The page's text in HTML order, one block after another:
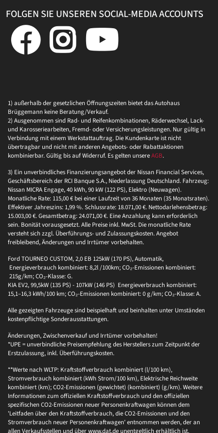
FOLGEN SIE UNSEREN SOCIAL-MEDIA ACCOUNTS
1) außerhalb der gesetzlichen Öffnungszeiten bietet das Autohaus
Brüggemann keine Beratung/Verkauf.
2) Ausgenommen sind Rad- und Reifenkombinationen, Räderwechsel, Lack-
und Karosseriearbeiten, Fremd- oder Versicherungsleistungen. Nur gültig in
Verbindung mit einem Werkstattauftrag. Die Kundenkarte ist nicht
übertragbar und nicht mit anderen Angebots- oder Rabattaktionen
kombinierbar. Gültig bis auf Widerruf. Es gelten unsereAGB.
3) Ein unverbindliches Finanzierungsangebot der Nissan Financial Services,
Geschäftsbereich der RCI Banque S.A., Niederlassung Deutschland. Fahrzeug:
Nissan MICRA Engage, 40 kWh, 90 kW (122 PS), Elektro (Neuwagen).
Monatliche Rate: 115,00 € bei einer Laufzeit von 36 Monaten (35 Monatsraten).
Effektiver Jahreszins: 1,99 %. Schlussrate: 18.071,00 €. Nettodarlehensbetrag:
15.003,00 €. Gesamtbetrag: 24.071,00 €. Eine Anzahlung kann erforderlich
sein. Bonität vorausgesetzt. Alle Preise inkl. MwSt. Die monatliche Rate
versteht sich zzgl. Überführungs- und Zulassungskosten. Angebot
freibleibend, Änderungen und Irrtümer vorbehalten.
Ford TOURNEO CUSTOM, 2,0 EB 125kW (170 PS), Automatik,
Energieverbrauch kombiniert: 8,2l /100km; CO₂-Emissionen kombiniert:
215g/km; CO₂-Klasse: G.
KIA EV2, 99,5kW (135 PS) - 107kW (146 PS) Energieverbrauch kombiniert:
15,1–16,3 kWh/100 km; CO₂-Emissionen kombiniert: 0 g/km; CO₂-Klasse: A.
Alle gezeigten Fahrzeuge sind beispielhaft und beinhalten unter Umständen
kostenpflichtige Sonderausstattungen.
Änderungen, Zwischenverkauf und Irrtümer vorbehalten!
*UPE = unverbindliche Preisempfehlung des Herstellers zum Zeitpunkt der
Erstzulassung, inkl. Überführungskosten.
**Werte nach WLTP: Kraftstoffverbrauch kombiniert (l/100 km),
Stromverbrauch kombiniert (kWh Strom/100 km), Elektrische Reichweite
kombiniert (km); CO2-Emissionen (gewichtet) (kombiniert) (g/km). Weitere
Informationen zum offiziellen Kraftstoffverbrauch und den offiziellen
spezifischen CO2-Emissionen neuer Personenkraftwagen können dem
'Leitfaden über den Kraftstoffverbrauch, die CO2-Emissionen und den
Stromverbrauch neuer Personenkraftwagen' entnommen werden, der an
allen Verkaufsstellen und über www.dat.de unentgeltlich erhältlich ist.